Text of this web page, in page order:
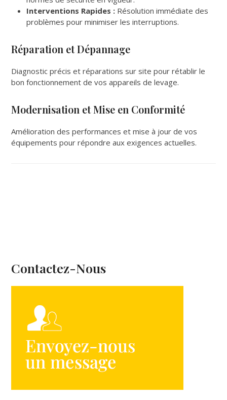
Interventions Rapides : Résolution immédiate des
problèmes pour minimiser les interruptions.
Réparation et Dépannage
Diagnostic précis et réparations sur site pour rétablir le
bon fonctionnement de vos appareils de levage.
Modernisation et Mise en Conformité
Amélioration des performances et mise à jour de vos
équipements pour répondre aux exigences actuelles.
Contactez-Nous